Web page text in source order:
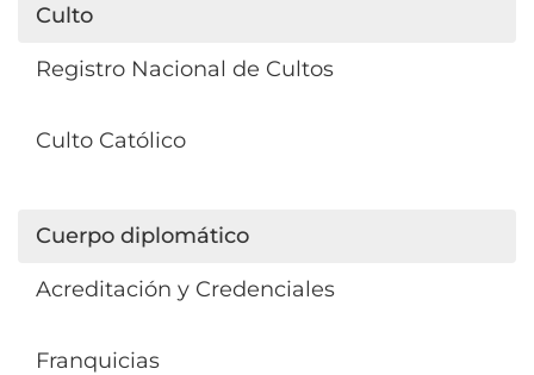
Culto
Registro Nacional de Cultos
Culto Católico
Cuerpo diplomático
Acreditación y Credenciales
Franquicias